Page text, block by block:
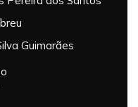
Guimarães